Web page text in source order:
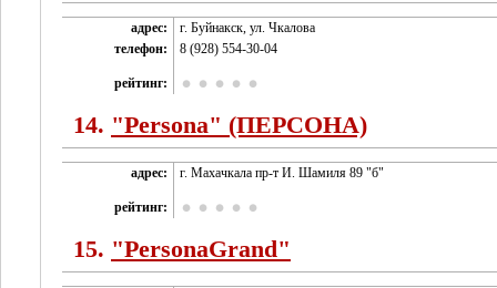
адрес:
г. Буйнакск, ул. Чкалова
телефон:
8 (928) 554-30-04
рейтинг:
14. "Persona" (ПЕРСОНА)
адрес: г. Махачкала пр-т И. Шамиля 89 "б"
рейтинг:
15. "PersonaGrand"